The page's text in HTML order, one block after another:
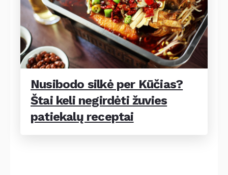
Nusibodo silkė per Kūčias?
Štai keli negirdėti žuvies
patiekalų receptai